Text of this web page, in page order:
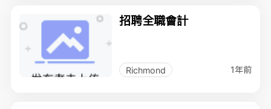
招聘全職會計
Richmond 1年前